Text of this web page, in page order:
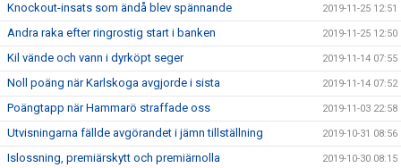
Knockout-insats som ändå blev spännande 2019-11-25 12:51
Andra raka efter ringrostig start i banken 2019-11-25 12:50
Kil vände och vann i dyrköpt seger 2019-11-14 07:55
Noll poäng när Karlskoga avgjorde i sista 2019-11-14 07:52
Poängtapp när Hammarö straffade oss 2019-11-03 22:58
Utvisningarna fällde avgörandet i jämn tillställning 2019-10-31 08:56
Islossning, premiärskytt och premiärnolla 2019-10-30 08:15